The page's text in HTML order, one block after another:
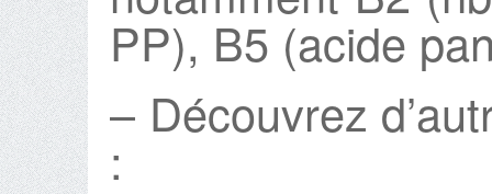
PP), B5 (acide
– Découvrez
: